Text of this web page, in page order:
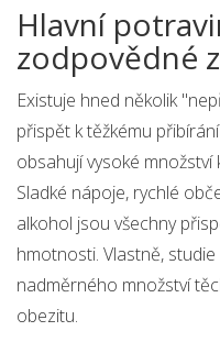
Hlavní
zodpovědné
Existuje hned několik
přispět k těžkému
obsahují vysoké množství
Sladké nápoje, rychlé
alkohol jsou všechny
hmotnosti. Vlastně,
nadměrného množství
obezitu.